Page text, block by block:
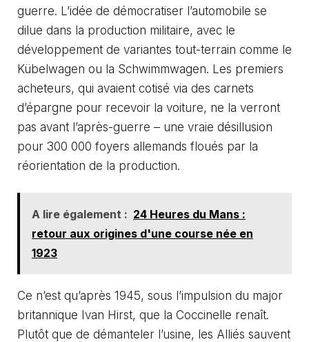
guerre. L’idée de démocratiser l’automobile se
dilue dans la production militaire, avec le
développement de variantes tout-terrain comme le
Kübelwagen ou la Schwimmwagen. Les premiers
acheteurs, qui avaient cotisé via des carnets
d’épargne pour recevoir la voiture, ne la verront
pas avant l’après-guerre – une vraie désillusion
pour 300 000 foyers allemands floués par la
réorientation de la production.
A lire également : 24 Heures du Mans :
retour aux origines d'une course née en
1923
Ce n’est qu’après 1945, sous l’impulsion du major
britannique Ivan Hirst, que la Coccinelle renaît.
Plutôt que de démanteler l’usine, les Alliés sauvent